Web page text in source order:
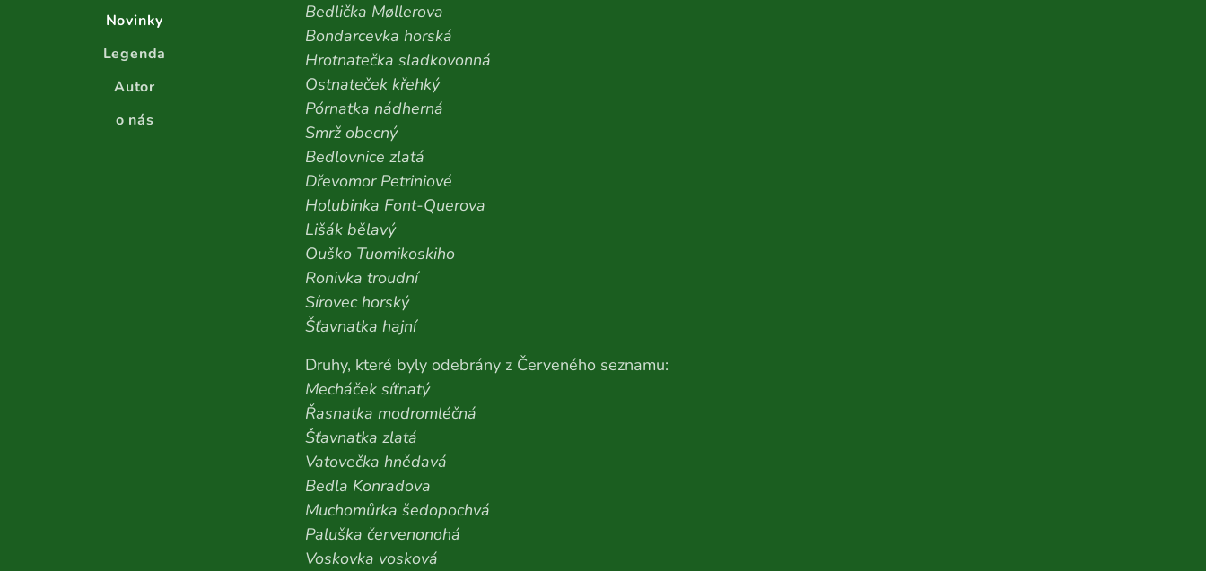
Novinky
Legenda
Autor
o nás
Bedlička Møllerova
Bondarcevka horská
Hrotnatečka sladkovonná
Ostnateček křehký
Pórnatka nádherná
Smrž obecný
Bedlovnice zlatá
Dřevomor Petriniové
Holubinka Font-Querova
Lišák bělavý
Ouško Tuomikoskiho
Ronivka troudní
Sírovec horský
Šťavnatka hajní
Druhy, které byly odebrány z Červeného seznamu:
Mecháček síťnatý
Řasnatka modromléčná
Šťavnatka zlatá
Vatovečka hnědavá
Bedla Konradova
Muchomůrka šedopochvá
Paluška červenonohá
Voskovka vosková